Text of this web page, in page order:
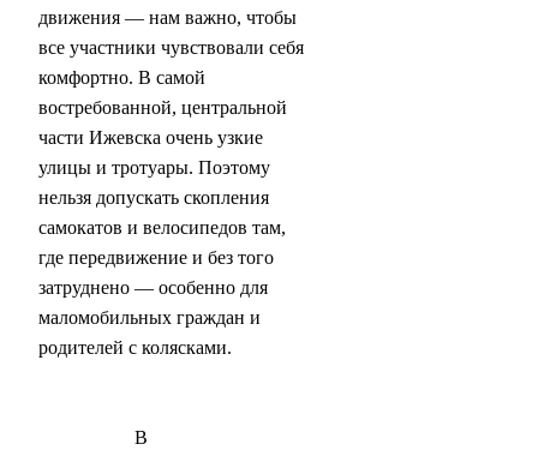
движения — нам важно, чтобы
все участники чувствовали себя
комфортно. В самой
востребованной, центральной
части Ижевска очень узкие
улицы и тротуары. Поэтому
нельзя допускать скопления
самокатов и велосипедов там,
где передвижение и без того
затруднено — особенно для
маломобильных граждан и
родителей с колясками.
В